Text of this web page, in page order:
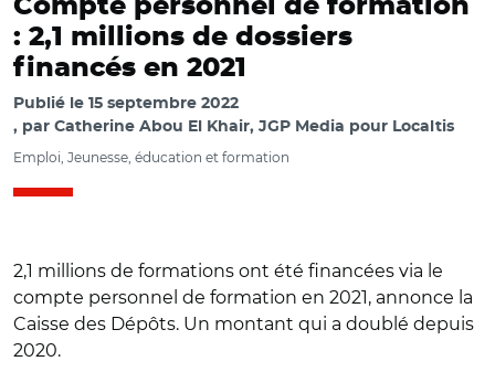
Compte personnel de formation
: 2,1 millions de dossiers
financés en 2021
Publié le 15 septembre 2022
par Catherine Abou El Khair, JGP Media pour Localtis
Emploi, Jeunesse, éducation et formation
2,1 millions de formations ont été financées via le
compte personnel de formation en 2021, annonce la
Caisse des Dépôts. Un montant qui a doublé depuis
2020.